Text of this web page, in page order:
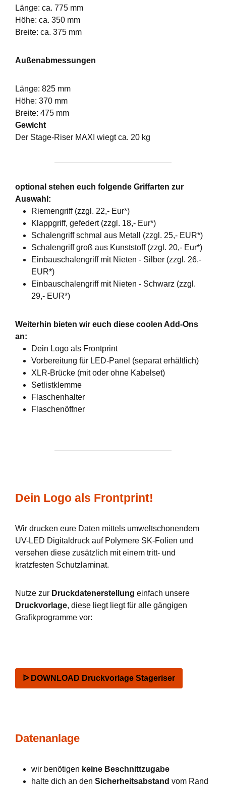
Länge: ca. 775 mm
Höhe: ca. 350 mm
Breite: ca. 375 mm
Außenabmessungen
Länge: 825 mm
Höhe: 370 mm
Breite: 475 mm
Gewicht
Der Stage-Riser MAXI wiegt ca. 20 kg
optional stehen euch folgende Griffarten zur
Auswahl:
Riemengriff (zzgl. 22,- Eur*)
Klappgriff, gefedert (zzgl. 18,- Eur*)
Schalengriff schmal aus Metall (zzgl. 25,- EUR*)
Schalengriff groß aus Kunststoff (zzgl. 20,- Eur*)
Einbauschalengriff mit Nieten - Silber (zzgl. 26,-
EUR*)
Einbauschalengriff mit Nieten - Schwarz (zzgl.
29,- EUR*)
Weiterhin bieten wir euch diese coolen Add-Ons
an:
Dein Logo als Frontprint
Vorbereitung für LED-Panel (separat erhältlich)
XLR-Brücke (mit oder ohne Kabelset)
Setlistklemme
Flaschenhalter
Flaschenöffner
Dein Logo als Frontprint!
Wir drucken eure Daten mittels umweltschonendem
UV-LED Digitaldruck auf Polymere SK-Folien und
versehen diese zusätzlich mit einem tritt- und
kratzfesten Schutzlaminat.
Nutze zur Druckdatenerstellung einfach unsere
Druckvorlage, diese liegt liegt für alle gängigen
Grafikprogramme vor:
ᐅ DOWNLOAD Druckvorlage Stageriser
Datenanlage
wir benötigen keine Beschnittzugabe
halte dich an den Sicherheitsabstand vom Rand